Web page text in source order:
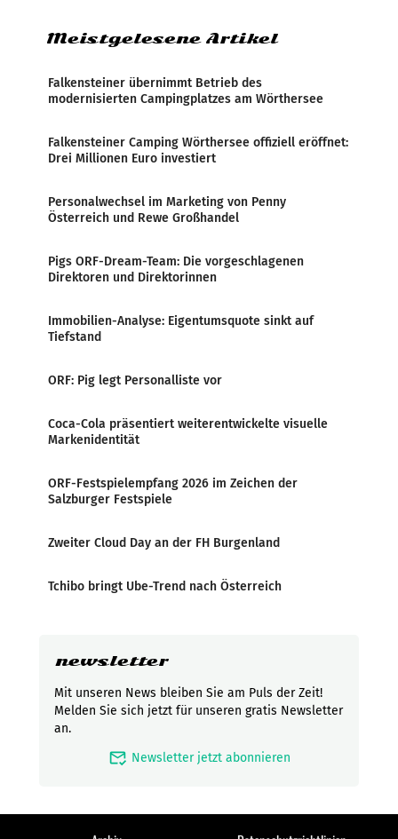
Meistgelesene Artikel
Falkensteiner übernimmt Betrieb des
modernisierten Campingplatzes am Wörthersee
Falkensteiner Camping Wörthersee offiziell eröffnet:
Drei Millionen Euro investiert
Personalwechsel im Marketing von Penny
Österreich und Rewe Großhandel
Pigs ORF-Dream-Team: Die vorgeschlagenen
Direktoren und Direktorinnen
Immobilien-Analyse: Eigentumsquote sinkt auf
Tiefstand
ORF: Pig legt Personalliste vor
Coca-Cola präsentiert weiterentwickelte visuelle
Markenidentität
ORF-Festspielempfang 2026 im Zeichen der
Salzburger Festspiele
Zweiter Cloud Day an der FH Burgenland
Tchibo bringt Ube-Trend nach Österreich
newsletter
Mit unseren News bleiben Sie am Puls der Zeit!
Melden Sie sich jetzt für unseren gratis Newsletter
an.
mark_email_read Newsletter jetzt abonnieren